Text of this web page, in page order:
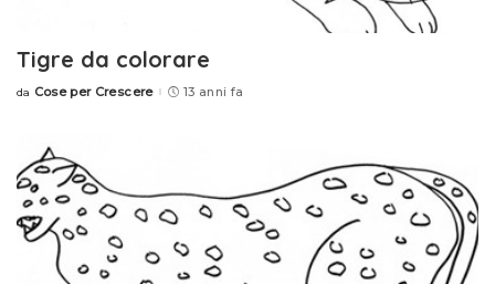
Tigre da colorare
Posted
da Cose per Crescere 13 anni fa